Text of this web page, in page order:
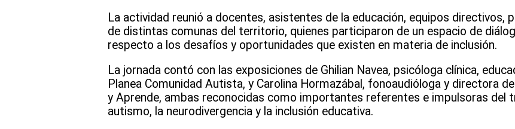
La actividad reunió a docentes, asistentes de la educación, equipos directivos,
de distintas comunas del territorio, quienes participaron de un espacio de
respecto a los desafíos y oportunidades que existen en materia de inclusión.
La jornada contó con las exposiciones de Ghilian Navea, psicóloga clínica,
Planea Comunidad Autista, y Carolina Hormazábal, fonoaudióloga y directora
y Aprende, ambas reconocidas como importantes referentes e impulsoras del
autismo, la neurodivergencia y la inclusión educativa.